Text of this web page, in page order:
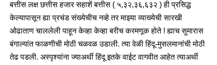
बत्तीस लक्ष छत्तीस हजार सहाशें बत्तीस ( ५,३२,३६,६३२ ) ही प्रसिद्ध
केल्यापासून ह्या प्रचंड संख्येचीच नव्हे तर माझ्या व्याख्येची सारखी
ओढाताण चाललेली पाहून केव्हा केव्हा बरीच करमणूक होते ! ह्याच सुमारास
बंगाल्यांत फाळणीची मोठी चळवळ उडाली. त्या वेळी हिंदू-मुसलमानांची मोठी
तेढ पडली. अस्पृश्यांना ज्याअर्थी हिंदू इतके वाईट वागवीत आहेत त्याअर्थी